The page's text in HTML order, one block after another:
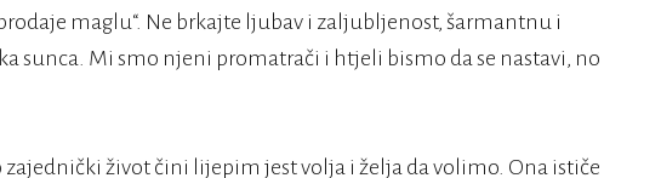
maglu“. Ne brkajte ljubav i zaljubljenost, šarmantnu i
sunca. Mi smo njeni promatrači i htjeli bismo da se nastavi, no
zajednički život čini lijepim jest volja i želja da volimo. Ona ističe